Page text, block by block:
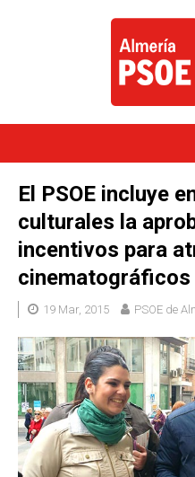
El PSOE incluye
culturales la
incentivos para
cinematográficos
19 Mar, 2015 PSOE de